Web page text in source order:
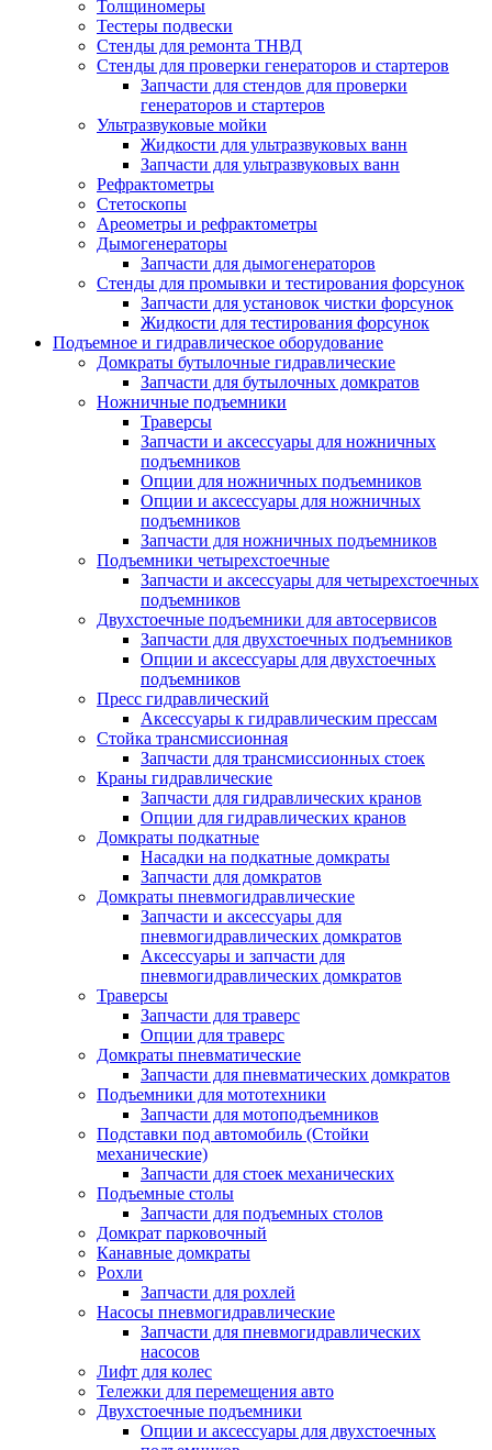
Толщиномеры
Тестеры подвески
Стенды для ремонта ТНВД
Стенды для проверки генераторов и стартеров
Запчасти для стендов для проверки
генераторов и стартеров
Ультразвуковые мойки
Жидкости для ультразвуковых ванн
Запчасти для ультразвуковых ванн
Рефрактометры
Стетоскопы
Ареометры и рефрактометры
Дымогенераторы
Запчасти для дымогенераторов
Стенды для промывки и тестирования форсунок
Запчасти для установок чистки форсунок
Жидкости для тестирования форсунок
Подъемное и гидравлическое оборудование
Домкраты бутылочные гидравлические
Запчасти для бутылочных домкратов
Ножничные подъемники
Траверсы
Запчасти и аксессуары для ножничных
подъемников
Опции для ножничных подъемников
Опции и аксессуары для ножничных
подъемников
Запчасти для ножничных подъемников
Подъемники четырехстоечные
Запчасти и аксессуары для четырехстоечных
подъемников
Двухстоечные подъемники для автосервисов
Запчасти для двухстоечных подъемников
Опции и аксессуары для двухстоечных
подъемников
Пресс гидравлический
Аксессуары к гидравлическим прессам
Стойка трансмиссионная
Запчасти для трансмиссионных стоек
Краны гидравлические
Запчасти для гидравлических кранов
Опции для гидравлических кранов
Домкраты подкатные
Насадки на подкатные домкраты
Запчасти для домкратов
Домкраты пневмогидравлические
Запчасти и аксессуары для
пневмогидравлических домкратов
Аксессуары и запчасти для
пневмогидравлических домкратов
Траверсы
Запчасти для траверс
Опции для траверс
Домкраты пневматические
Запчасти для пневматических домкратов
Подъемники для мототехники
Запчасти для мотоподъемников
Подставки под автомобиль (Стойки
механические)
Запчасти для стоек механических
Подъемные столы
Запчасти для подъемных столов
Домкрат парковочный
Канавные домкраты
Рохли
Запчасти для рохлей
Насосы пневмогидравлические
Запчасти для пневмогидравлических
насосов
Лифт для колес
Тележки для перемещения авто
Двухстоечные подъемники
Опции и аксессуары для двухстоечных